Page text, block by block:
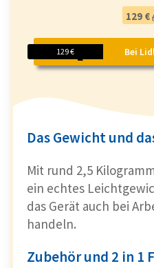
129 €
Bei
129 €
Das Gewicht und
Mit rund 2,5
ein echtes
das Gerät auch bei
handeln.
Zubehör und 2 in 1